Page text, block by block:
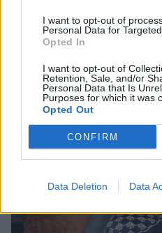
I want to opt-out of
Personal Data for
Opted In
I want to opt-out of
Retention, Sale, and/or
Personal Data that Is
Purposes for which it was
Opted Out
CONFIRM
Data Deletion Data
Ανέστης
παρουσιάστρια που
του και η αποστομωτική